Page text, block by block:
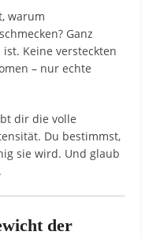
warum
Ganz
Keine versteckten
– nur echte
dir die volle
Du bestimmst,
sie wird. Und glaub
der